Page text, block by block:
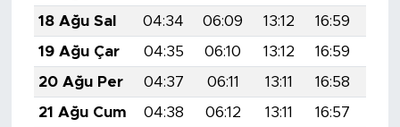
18 Ağu Sal
04:34 06:09 13:12 16:59
19 Ağu Çar
04:35 06:10 13:12 16:59
20 Ağu Per
04:37 06:11 13:11 16:58
21 Ağu Cum
04:38 06:12 13:11 16:57